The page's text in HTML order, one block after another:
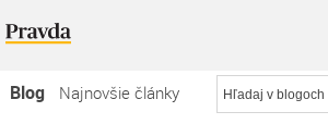
Blog
Najnovšie články